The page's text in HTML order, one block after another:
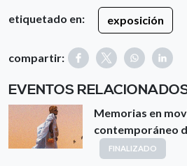
etiquetado en: exposición
compartir:
EVENTOS
Memorias en
contemporáneo
FINALIZADO